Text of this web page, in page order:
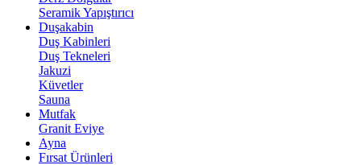
Seramik Yapıştırıcı
Duşakabin
Duş Kabinleri
Duş Tekneleri
Jakuzi
Küvetler
Sauna
Mutfak
Granit Eviye
Ayna
Fırsat Ürünleri